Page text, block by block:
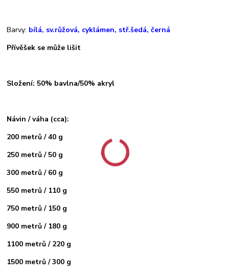
Barvy: bílá, sv.růžová, cyklámen, stř.šedá, černá
Přívěšek se může lišit
Složení: 50% bavlna/50% akryl
Návin / váha (cca):
200 metrů / 40 g
250 metrů / 50 g
300 metrů / 60 g
550 metrů / 110 g
750 metrů / 150 g
900 metrů / 180 g
1100 metrů / 220 g
1500 metrů / 300 g